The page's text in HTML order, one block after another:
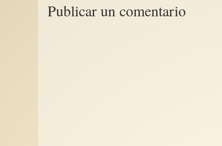
Publicar un comentario